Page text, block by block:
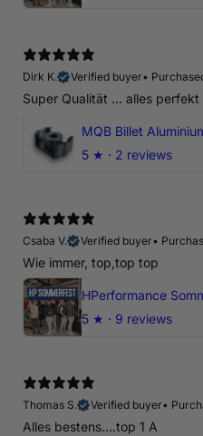
Dirk K.
Verified buyer•
Super Qualität ... alles perfekt
5 ★ · 2 reviews
Csaba V.
Verified buyer•
Wie immer, top,top top
5 ★ · 9 reviews
Thomas S.
Verified buyer•
Alles bestens....top 1 A